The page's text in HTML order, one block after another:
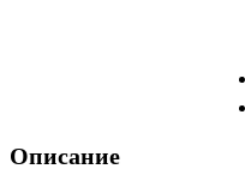
Описание